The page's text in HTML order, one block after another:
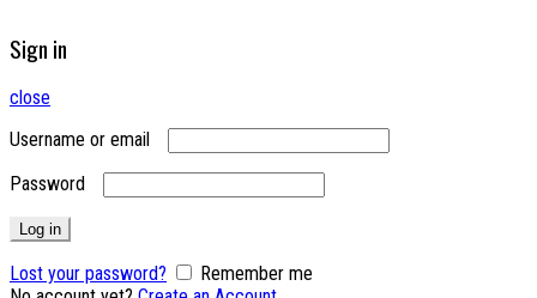
Sign in
close
Username or email
Password
Log in
Lost your password?
Remember me